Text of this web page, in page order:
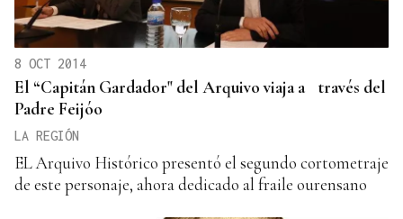
8 OCT 2014
El “Capitán Gardador" del Arquivo viaja a través del
Padre Feijóo
LA REGIÓN
EL Arquivo Histórico presentó el segundo cortometraje
de este personaje, ahora dedicado al fraile ourensano